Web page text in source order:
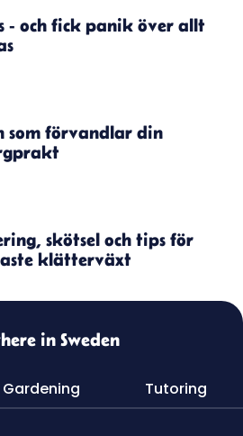
och fick panik över allt
som förvandlar din
skötsel och tips för
klätterväxt
in Sweden
Gardening Tutoring